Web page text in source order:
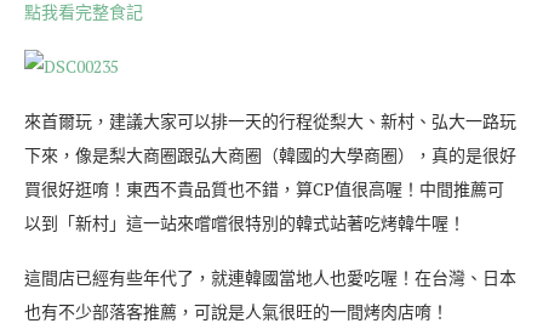
點我看完整食記
來首爾玩，建議大家可以排一天的行程從梨大、新村、弘大一路玩
下來，像是梨大商圈跟弘大商圈（韓國的大學商圈），真的是很好
買很好逛唷！東西不貴品質也不錯，算CP值很高喔！中間推薦可
以到「新村」這一站來嚐嚐很特別的韓式站著吃烤韓牛喔！
這間店已經有些年代了，就連韓國當地人也愛吃喔！在台灣、日本
也有不少部落客推薦，可說是人氣很旺的一間烤肉店唷！